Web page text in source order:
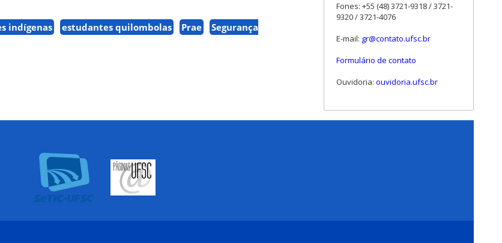
indígenas estudantes quilombolas Prae
Segurança
Fones: +55 (48) 3721-9318 / 3721-
9320 / 3721-4076
E-mail: gr@contato.ufsc.br
Formulário de contato
Ouvidoria: ouvidoria.ufsc.br